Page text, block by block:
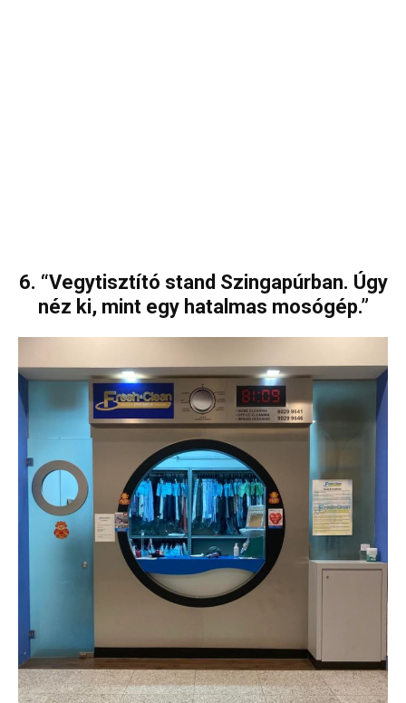
6. “Vegytisztító stand Szingapúrban. Úgy
néz ki, mint egy hatalmas mosógép.”